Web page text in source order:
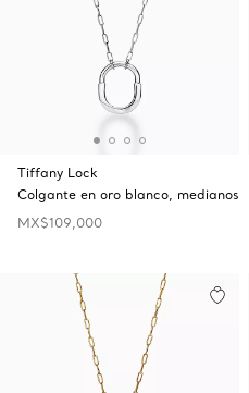
Tiffany Lock
Colgante en oro blanco, medianos
MX$109,000